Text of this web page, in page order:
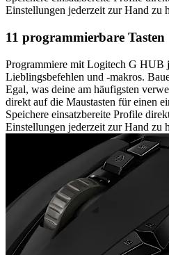
Einstellungen jederzeit zur Hand zu
11 programmierbare Tasten
Programmiere mit Logitech G HUB
Lieblingsbefehlen und -makros.
Egal, was deine am häufigsten
direkt auf die Maustasten für einen
Speichere einsatzbereite Profile
Einstellungen jederzeit zur Hand zu